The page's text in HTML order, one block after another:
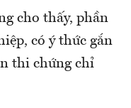
cho thấy, phần
có ý thức gắn
thi chứng chỉ